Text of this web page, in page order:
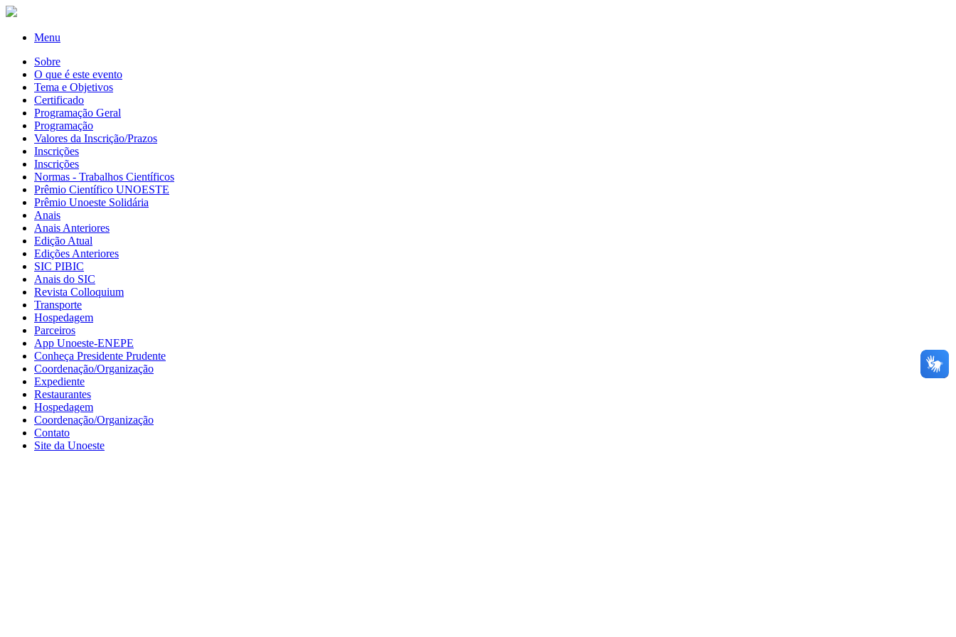
Menu
Sobre
O que é este evento
Tema e Objetivos
Certificado
Programação Geral
Programação
Valores da Inscrição/Prazos
Inscrições
Inscrições
Normas - Trabalhos Científicos
Prêmio Científico UNOESTE
Prêmio Unoeste Solidária
Anais
Anais Anteriores
Edição Atual
Edições Anteriores
SIC PIBIC
Anais do SIC
Revista Colloquium
Transporte
Hospedagem
Parceiros
App Unoeste-ENEPE
Conheça Presidente Prudente
Coordenação/Organização
Expediente
Restaurantes
Hospedagem
Coordenação/Organização
Contato
Site da Unoeste